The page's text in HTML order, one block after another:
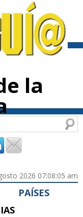
la
2026 07:08:05 am
PAÍSES